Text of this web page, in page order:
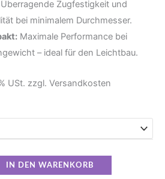
Überragende Zugfestigkeit und
bei minimalem Durchmesser.
Maximale Performance bei
– ideal für den Leichtbau.
USt. zzgl. Versandkosten
IN DEN WARENKORB